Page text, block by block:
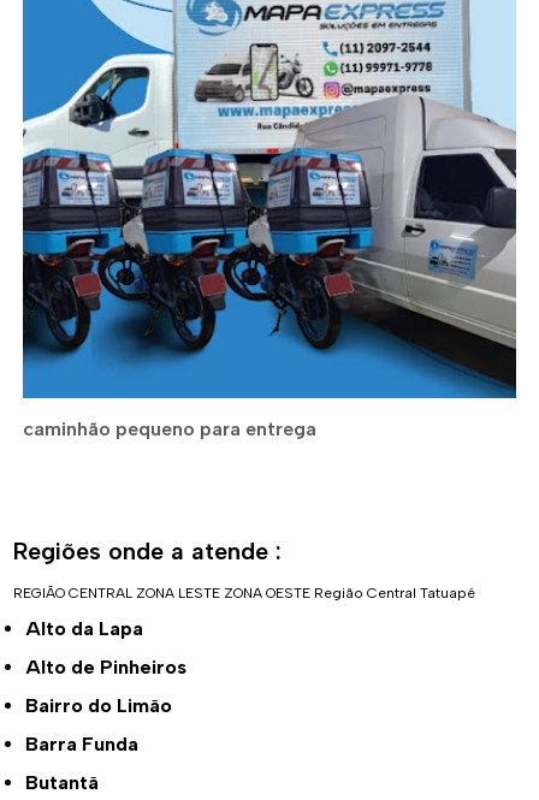
caminhão pequeno para entrega
Regiões onde a atende :
REGIÃO CENTRAL ZONA LESTE ZONA OESTE Região Central Tatuapé
Alto da Lapa
Alto de Pinheiros
Bairro do Limão
Barra Funda
Butantã